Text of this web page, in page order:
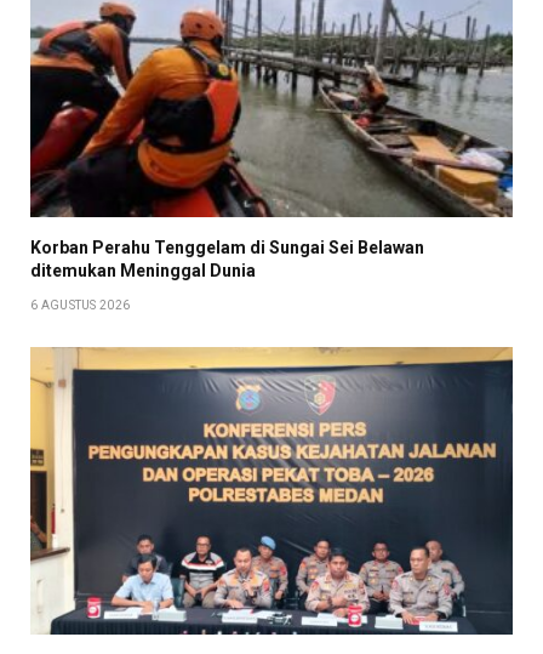
Korban Perahu Tenggelam di Sungai Sei Belawan
ditemukan Meninggal Dunia
6 AGUSTUS 2026